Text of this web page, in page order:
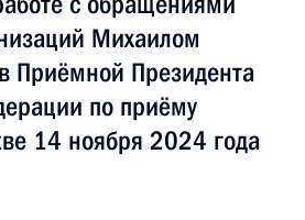
Михаилом
Приёмной Президента
по приёму
14 ноября 2024 года